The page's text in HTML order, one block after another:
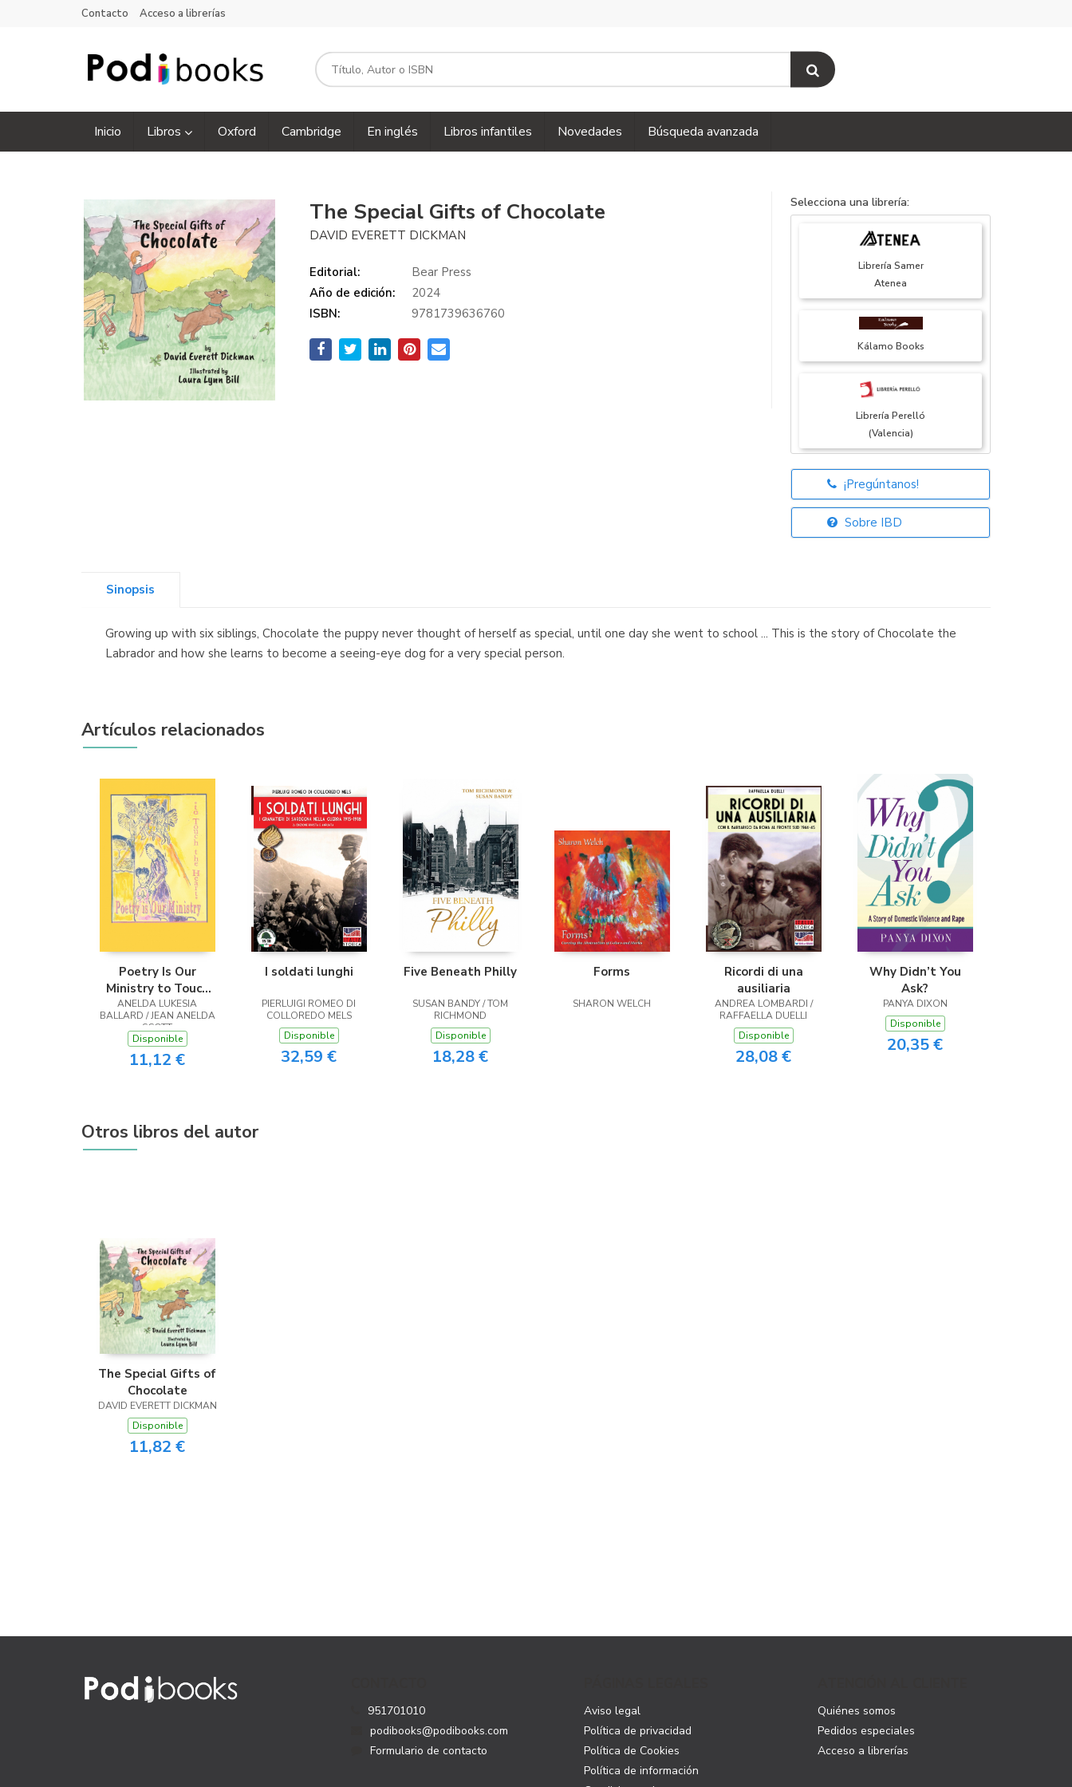
Contacto Acceso a librerías
Inicio Libros Oxford Cambridge En inglés Libros infantiles Novedades Búsqueda avanzada
The Special Gifts of Chocolate
DAVID EVERETT DICKMAN
Editorial:
Bear Press
Año de edición:
2024
ISBN:
9781739636760
Selecciona una librería:
Librería Samer
Atenea
Kálamo Books
Librería Perelló
(Valencia)
Librería Elías
(Asturias)
¡Pregúntanos!
Sobre IBD
Sinopsis
Growing up with six siblings, Chocolate the puppy never thought of herself as special, until one day she went to school ... This is the story of Chocolate the
Labrador and how she learns to become a seeing-eye dog for a very special person.
Artículos relacionados
Poetry Is Our
Ministry to Touch
the Heart
ANELDA LUKESIA
BALLARD / JEAN ANELDA
SCOTT
Disponible
11,12 €
I soldati lunghi
PIERLUIGI ROMEO DI
COLLOREDO MELS
Disponible
32,59 €
Five Beneath Philly
SUSAN BANDY / TOM
RICHMOND
Disponible
18,28 €
Forms
SHARON WELCH
Ricordi di una
ausiliaria
ANDREA LOMBARDI /
RAFFAELLA DUELLI
Disponible
28,08 €
Why Didn’t You
Ask?
PANYA DIXON
Disponible
20,35 €
Otros libros del autor
The Special Gifts of
Chocolate
DAVID EVERETT DICKMAN
Disponible
11,82 €
951701010
podibooks@podibooks.com
Formulario de contacto
Aviso legal
Política de privacidad
Política de Cookies
Política de información
Quiénes somos
Pedidos especiales
Acceso a librerías